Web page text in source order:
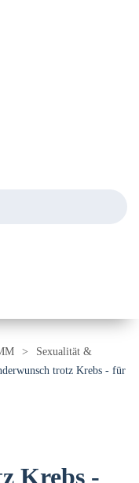
Sexualität &
trotz Krebs - für
Krebs -